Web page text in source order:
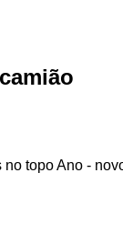
no topoAno -